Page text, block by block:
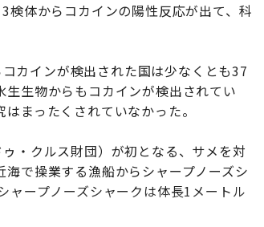
検体からコカインの陽性反応が出て、科
カインが検出された国は少なくとも37
生物からもコカインが検出されてい
まったくされていなかった。
・クルス財団）が初となる、サメを対
で操業する漁船からシャープノーズシ
ャープノーズシャークは体長1メートル